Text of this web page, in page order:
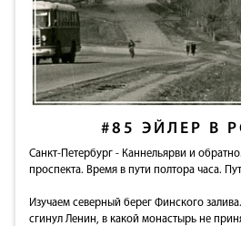
#85 ЭЙЛЕР В
Санкт-Петербург - Каннельярви и
проспекта. Время в пути полтора часа.
Изучаем северный берег Финского
сгинул Ленин, в какой монастырь не